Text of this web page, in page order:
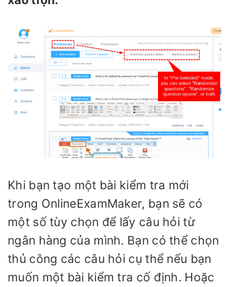
Khi bạn tạo một bài kiểm tra mới
trong OnlineExamMaker, bạn sẽ có
một số tùy chọn để lấy câu hỏi từ
ngân hàng của mình. Bạn có thể chọn
thủ công các câu hỏi cụ thể nếu bạn
muốn một bài kiểm tra cố định. Hoặc